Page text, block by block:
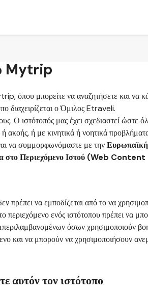
Mytrip
όπου μπορείτε να αναζητήσετε και να
διαχειρίζεται ο Όμιλος Etraveli.
Ο ιστότοπός μας έχει σχεδιαστεί ώστε
ή με κινητικά ή νοητικά
να συμμορφωνόμαστε με την
στο Περιεχόμενο Ιστού (Web Content
πρέπει να εμποδίζεται από το να
περιεχόμενο ενός ιστότοπου πρέπει να
όσων χρησιμοποιούν
και να μπορούν να χρησιμοποιήσουν
αυτόν τον ιστότοπο